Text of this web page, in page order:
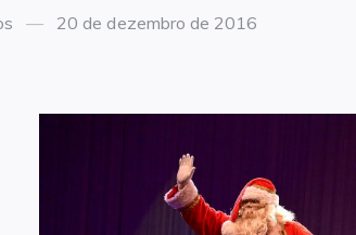
Posted
20 de dezembro de 2016